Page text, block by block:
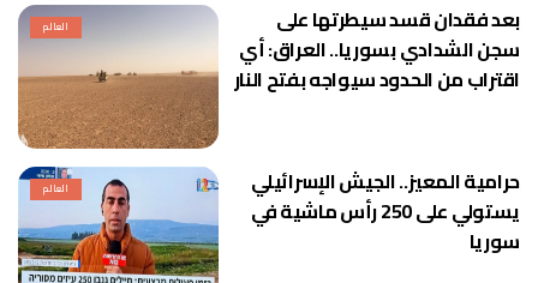
العالم
بعد فقدان قسد سيطرتها على
سجن الشدادي بسوريا.. العراق: أي
اقتراب من الحدود سيواجه بفتح النار
العالم
حرامية المعيز.. الجيش الإسرائيلي
يستولي على 250 رأس ماشية في
سوريا